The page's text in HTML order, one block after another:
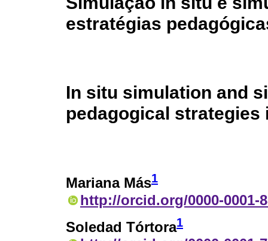
estratégias
In situ simulation and
pedagogical strategies
Mariana Más1
http://orcid.org/0000-0001-
Soledad Tórtora1